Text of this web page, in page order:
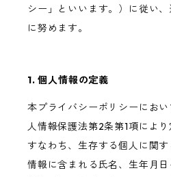
シー」といいます。）に従い
に努めます。
1. 個人情報の定義
本プライバシーポリシーにお
人情報保護法第2条第1項により
すなわち、生存する個人に関
情報に含まれる氏名、生年月